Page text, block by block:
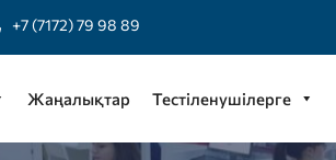
+7 (7172) 79 98 89
Жаңалықтар Тестіленушілерге